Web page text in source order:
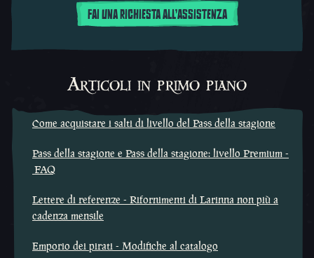
FAI UNA RICHIESTA ALL'ASSISTENZA
Articoli in primo piano
Come acquistare i salti di livello del Pass della stagione
Pass della stagione e Pass della stagione: livello Premium -
FAQ
Lettere di referenze - Rifornimenti di Larinna non più a
cadenza mensile
Emporio dei pirati - Modifiche al catalogo